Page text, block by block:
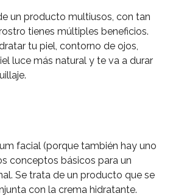
un producto multiusos, con tan
tienes múltiples beneficios.
tu piel, contorno de ojos,
luce más natural y te va a durar
facial (porque también hay uno
conceptos básicos para un
Se trata de un producto que se
con la crema hidratante.